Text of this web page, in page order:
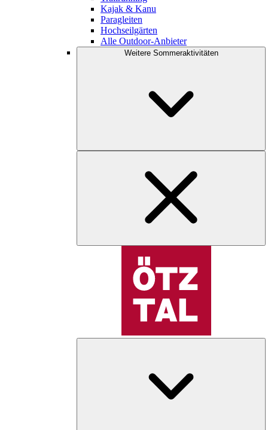
Kajak & Kanu
Paragleiten
Hochseilgärten
Alle Outdoor-Anbieter
Weitere Sommeraktivitäten